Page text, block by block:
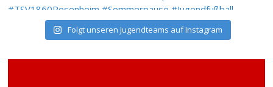
Folgt unseren Jugendteams auf Instagram